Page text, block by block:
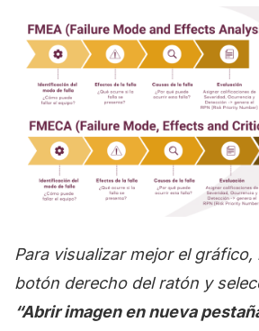
Para visualizar mejor el
botón derecho del ratón y
“Abrir imagen en nueva